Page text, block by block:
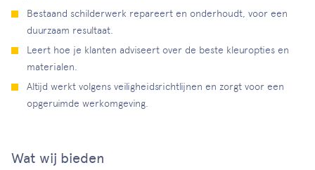
Bestaand schilderwerk repareert en onderhoudt, voor een
duurzaam resultaat.
Leert hoe je klanten adviseert over de beste kleuropties en
materialen.
Altijd werkt volgens veiligheidsrichtlijnen en zorgt voor een
opgeruimde werkomgeving.
Wat wij bieden